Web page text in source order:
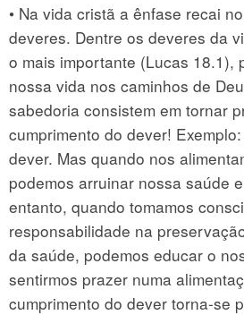
• Na vida cristã a ênfase recai
deveres. Dentre os deveres da
o mais importante (Lucas 18.1),
nossa vida nos caminhos de
sabedoria consistem em tornar
cumprimento do dever!
dever. Mas quando nos
podemos arruinar nossa saúde
entanto, quando tomamos
responsabilidade na
da saúde, podemos educar o
sentirmos prazer numa
cumprimento do dever torna-se